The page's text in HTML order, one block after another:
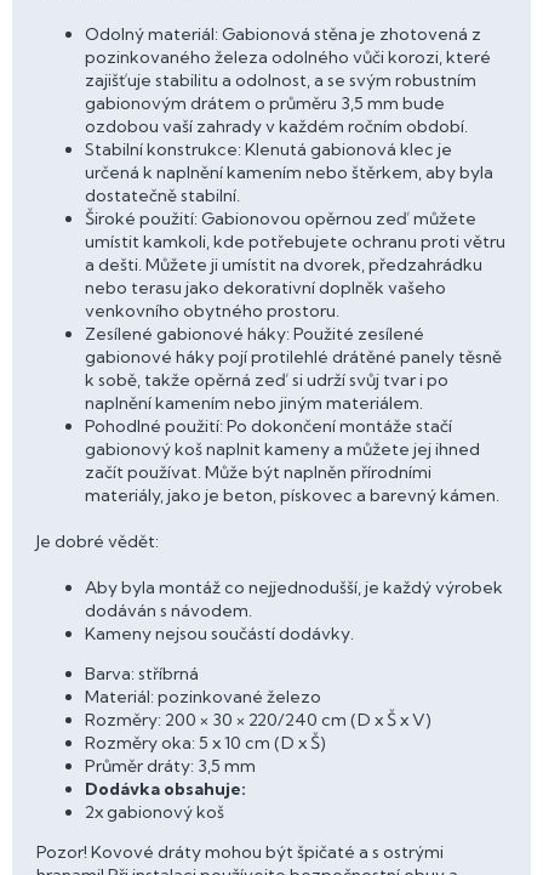
Odolný materiál: Gabionová stěna je zhotovená z
pozinkovaného železa odolného vůči korozi, které
zajišťuje stabilitu a odolnost, a se svým robustním
gabionovým drátem o průměru 3,5 mm bude
ozdobou vaší zahrady v každém ročním období.
Stabilní konstrukce: Klenutá gabionová klec je
určená k naplnění kamením nebo štěrkem, aby byla
dostatečně stabilní.
Široké použití: Gabionovou opěrnou zeď můžete
umístit kamkoli, kde potřebujete ochranu proti větru
a dešti. Můžete ji umístit na dvorek, předzahrádku
nebo terasu jako dekorativní doplněk vašeho
venkovního obytného prostoru.
Zesílené gabionové háky: Použité zesílené
gabionové háky pojí protilehlé drátěné panely těsně
k sobě, takže opěrná zeď si udrží svůj tvar i po
naplnění kamením nebo jiným materiálem.
Pohodlné použití: Po dokončení montáže stačí
gabionový koš naplnit kameny a můžete jej ihned
začít používat. Může být naplněn přírodními
materiály, jako je beton, pískovec a barevný kámen.
Je dobré vědět:
Aby byla montáž co nejjednodušší, je každý výrobek
dodáván s návodem.
Kameny nejsou součástí dodávky.
Barva: stříbrná
Materiál: pozinkované železo
Rozměry: 200 × 30 × 220/240 cm (D x Š x V)
Rozměry oka: 5 x 10 cm (D x Š)
Průměr dráty: 3,5 mm
Dodávka obsahuje:
2x gabionový koš
Pozor! Kovové dráty mohou být špičaté a s ostrými